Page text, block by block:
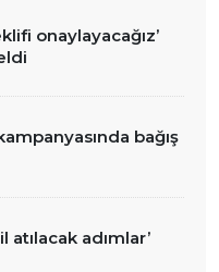
onaylayacağız’
bağış
atılacak adımlar’